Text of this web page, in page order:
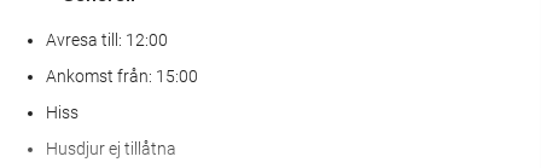
Avresa till: 12:00
Ankomst från: 15:00
Hiss
Husdjur ej tillåtna